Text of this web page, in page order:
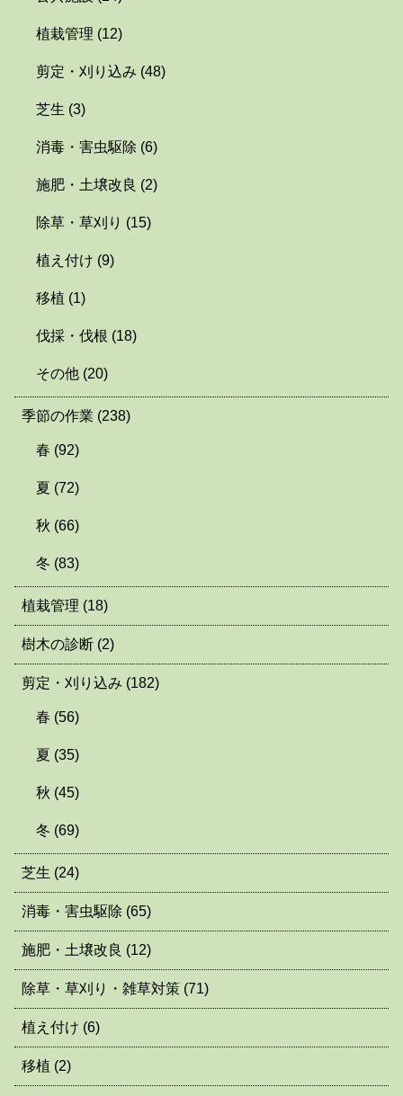
植栽管理 (12)
剪定・刈り込み (48)
芝生 (3)
消毒・害虫駆除 (6)
施肥・土壌改良 (2)
除草・草刈り (15)
植え付け (9)
移植 (1)
伐採・伐根 (18)
その他 (20)
季節の作業 (238)
春 (92)
夏 (72)
秋 (66)
冬 (83)
植栽管理 (18)
樹木の診断 (2)
剪定・刈り込み (182)
春 (56)
夏 (35)
秋 (45)
冬 (69)
芝生 (24)
消毒・害虫駆除 (65)
施肥・土壌改良 (12)
除草・草刈り・雑草対策 (71)
植え付け (6)
移植 (2)